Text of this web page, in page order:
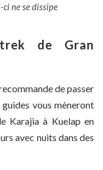
ne se dissipe
trek de Gran
de passer
vous mèneront
Karajia à Kuelap en
avec nuits dans des